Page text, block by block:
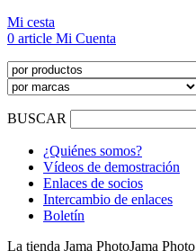
Mi cesta
0 article Mi Cuenta
BUSCAR
¿Quiénes somos?
Vídeos de demostración
Enlaces de socios
Intercambio de enlaces
Boletín
La tienda Jama PhotoJama Photo